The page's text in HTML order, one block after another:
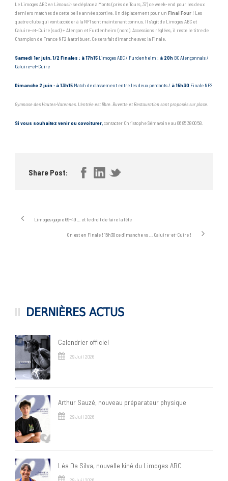
Le Limoges ABCen Limousinse déplace à Monts (près de Tours, 37) ce week-end pour les deux
derniers matches de cette belle année sportive. Un déplacement pour un Final Four ! Les
quatre clubs qui vont accéder à la NF1 sont maintenant connus. Il s’agit de Limoges ABC et
Caluire-et-Cuire (sud) + Alençon et Furdenheim (nord). Accessions réglées, il reste le titre de
Champion de France NF2 à attribuer. Ce sera fait dimanche avec la Finale.
Samedi 1er juin, 1/2 Finales : à17h15 Limoges ABC / Furdenheim ; à 20h BC Alençonnais /
Caluire-et-Cuire
Dimanche 2 juin : à 13h15 Match de classement entre les deux perdants / à 15h30 Finale NF2
Gymnase des Hautes-Varennes. L’entrée est libre. Buvette et Restauration sont proposés sur place.
Si vous souhaitez venir ou covoiturer,contacter Christophe Sémavoine au 06 85 38 00 58.
Share Post:
Limoges gagne 69-49 … et le droit de faire la fête
On est en Finale ! 15h30 ce dimanche vs … Caluire-et-Cuire !
DERNIÈRES ACTUS
Calendrier officiel
29 Juil 2026
Arthur Sauzé, nouveau préparateur physique
29 Juil 2026
Léa Da Silva, nouvelle kiné du Limoges ABC